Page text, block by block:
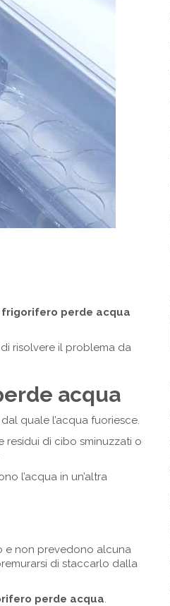
frigorifero perde acqua
risolvere il problema da
acqua
quale l’acqua fuoriesce.
residui di cibo sminuzzati o
l’acqua in un’altra
e non prevedono alcuna
di staccarlo dalla
perde acqua.